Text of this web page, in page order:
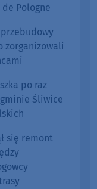
Pologne
zorganizowali
po raz
Śliwice
się remont